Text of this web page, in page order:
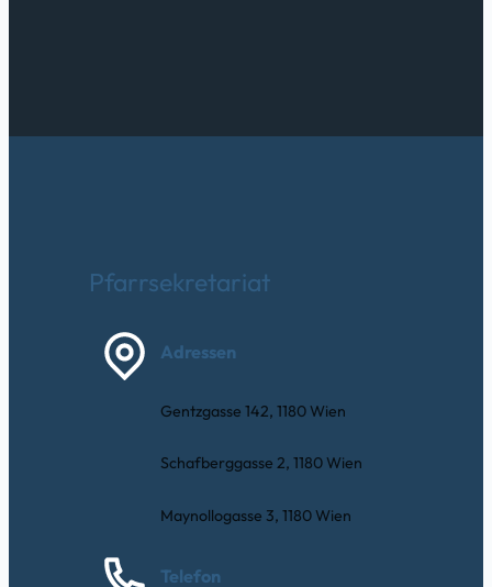
Pfarrsekretariat
Adressen
Gentzgasse 142, 1180 Wien
Schafberggasse 2, 1180 Wien
Maynollogasse 3, 1180 Wien
Telefon